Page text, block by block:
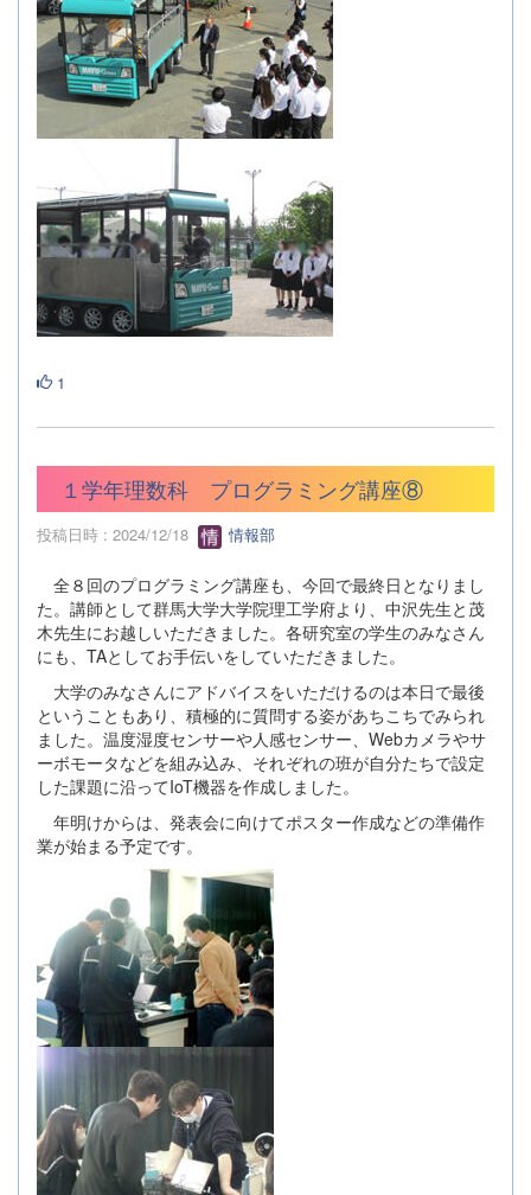
1
１学年理数科 プログラミング講座⑧
投稿日時 : 2024/12/18 情報部
全８回のプログラミング講座も、今回で最終日となりまし
た。講師として群馬大学大学院理工学府より、中沢先生と茂
木先生にお越しいただきました。各研究室の学生のみなさん
にも、TAとしてお手伝いをしていただきました。
大学のみなさんにアドバイスをいただけるのは本日で最後
ということもあり、積極的に質問する姿があちこちでみられ
ました。温度湿度センサーや人感センサー、Webカメラやサ
ーボモータなどを組み込み、それぞれの班が自分たちで設定
した課題に沿ってIoT機器を作成しました。
年明けからは、発表会に向けてポスター作成などの準備作
業が始まる予定です。